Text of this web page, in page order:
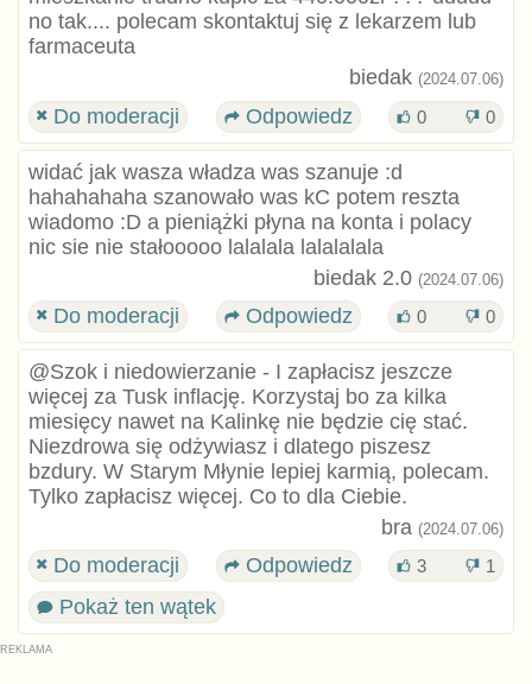
no tak.... polecam skontaktuj się z lekarzem lub
farmaceuta
biedak (2024.07.06)
Do moderacji Odpowiedz 0 0
widać jak wasza władza was szanuje :d
hahahahaha szanowało was kC potem reszta
wiadomo :D a pieniążki płyna na konta i polacy
nic sie nie stałooooo lalalala lalalalala
biedak 2.0 (2024.07.06)
Do moderacji Odpowiedz 0 0
@Szok i niedowierzanie - I zapłacisz jeszcze
więcej za Tusk inflację. Korzystaj bo za kilka
miesięcy nawet na Kalinkę nie będzie cię stać.
Niezdrowa się odżywiasz i dlatego piszesz
bzdury. W Starym Młynie lepiej karmią, polecam.
Tylko zapłacisz więcej. Co to dla Ciebie.
bra (2024.07.06)
Do moderacji Odpowiedz 3 1
Pokaż ten wątek